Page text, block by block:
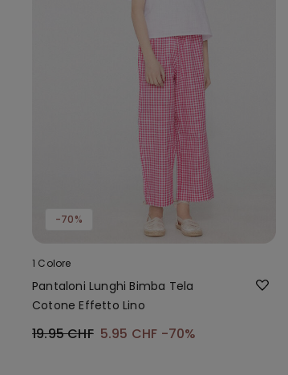
-70%
1 Colore
Pantaloni Lunghi Bimba Tela
Cotone Effetto Lino
19.95 CHF 5.95 CHF -70%